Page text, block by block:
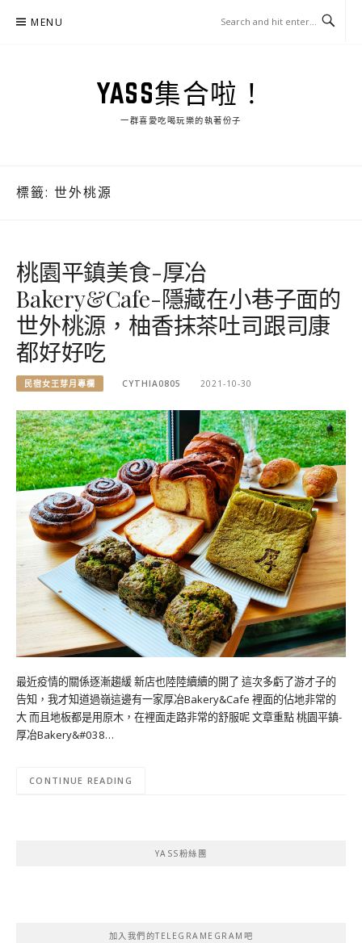
MENU
YASS集合啦！
一群喜愛吃喝玩樂的執著份子
標籤: 世外桃源
桃園平鎮美食-厚冶
Bakery&Cafe-隱藏在小巷子面的
世外桃源，柚香抹茶吐司跟司康
都好好吃
民宿女王芽月專欄 CYTHIA0805 2021-10-30
最近疫情的關係逐漸趨緩 新店也陸陸續續的開了 這次多虧了游才子的
告知，我才知道過嶺這邊有一家厚冶Bakery&Cafe 裡面的佔地非常的
大 而且地板都是用原木，在裡面走路非常的舒服呢 文章重點 桃園平鎮-
厚冶Bakery&#038…
CONTINUE READING
YASS粉絲團
加入我們的TELEGRAMEGRAM吧